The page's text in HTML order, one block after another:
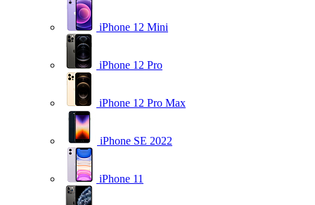
iPhone 12 Mini
iPhone 12 Pro
iPhone 12 Pro Max
iPhone SE 2022
iPhone 11